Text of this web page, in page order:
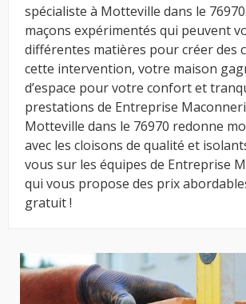
spécialiste à Motteville dans le
maçons expérimentés qui peuvent
différentes matières pour créer des
cette intervention, votre maison
d’espace pour votre confort et
prestations de Entreprise
Motteville dans le 76970 redonne
avec les cloisons de qualité et
vous sur les équipes de Entreprise
qui vous propose des prix
gratuit !